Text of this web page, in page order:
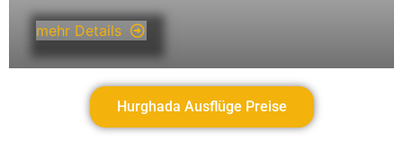
mehr Details
Hurghada Ausflüge Preise